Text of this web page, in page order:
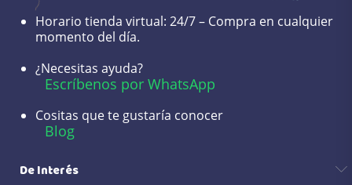
Horario tienda virtual: 24/7 – Compra en cualquier
momento del día.
¿Necesitas ayuda?
Escríbenos por WhatsApp
Cositas que te gustaría conocer
Blog
De Interés